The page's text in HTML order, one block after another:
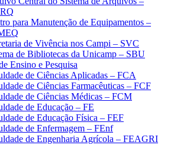
para Manutenção de Equipamentos –
de Vivência nos Campi – SVC
de Bibliotecas da Unicamp – SBU
Ensino e Pesquisa
de Ciências Aplicadas – FCA
de Ciências Farmacêuticas – FCF
de Ciências Médicas – FCM
de Educação – FE
de Educação Física – FEF
de Enfermagem – FEnf
de Engenharia Agrícola – FEAGRI